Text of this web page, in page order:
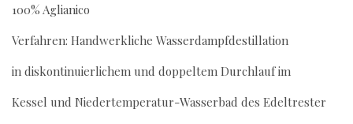
100% Aglianico
Verfahren: Handwerkliche Wasserdampfdestillation
in diskontinuierlichem und doppeltem Durchlauf im
Kessel und Niedertemperatur-Wasserbad des Edeltrester